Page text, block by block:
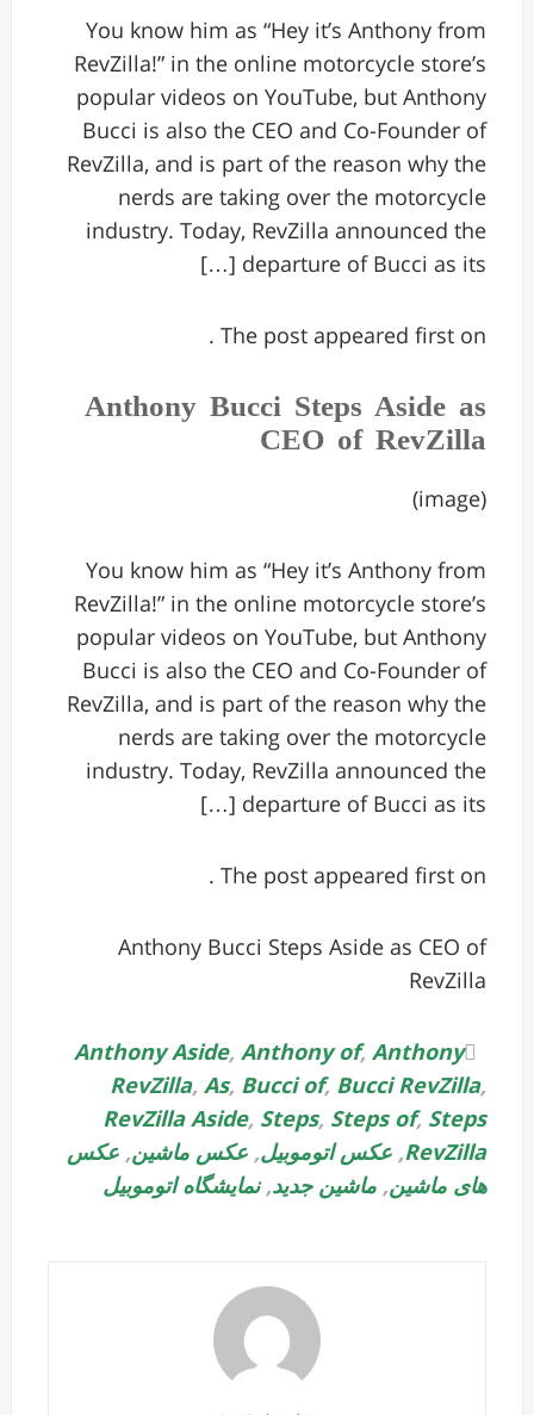
You know him as “Hey it’s Anthony from
RevZilla!” in the online motorcycle store’s
popular videos on YouTube, but Anthony
Bucci is also the CEO and Co-Founder of
RevZilla, and is part of the reason why the
nerds are taking over the motorcycle
industry. Today, RevZilla announced the
departure of Bucci as its […]
The post appeared first on .
Anthony Bucci Steps Aside as
CEO of RevZilla
(image)
You know him as “Hey it’s Anthony from
RevZilla!” in the online motorcycle store’s
popular videos on YouTube, but Anthony
Bucci is also the CEO and Co-Founder of
RevZilla, and is part of the reason why the
nerds are taking over the motorcycle
industry. Today, RevZilla announced the
departure of Bucci as its […]
The post appeared first on .
Anthony Bucci Steps Aside as CEO of
RevZilla
Anthony Aside, Anthony of, Anthony
RevZilla, As, Bucci of, Bucci RevZilla,
RevZilla Aside, Steps, Steps of, Steps
RevZilla
, عکس اتوموبیل, عکس ماشین, عکس
های ماشین, ماشین جدید,نمایشگاه اتوموبیل